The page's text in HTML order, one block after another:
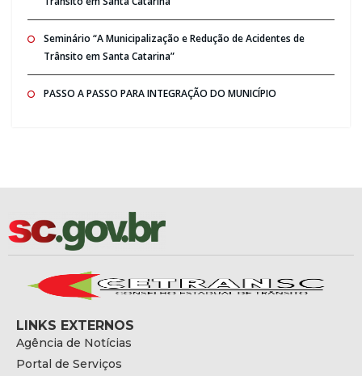
Seminário “A Municipalização e Redução de Acidentes de
Trânsito em Santa Catarina”
PASSO A PASSO PARA INTEGRAÇÃO DO MUNICÍPIO
LINKS EXTERNOS
Agência de Notícias
Portal de Serviços